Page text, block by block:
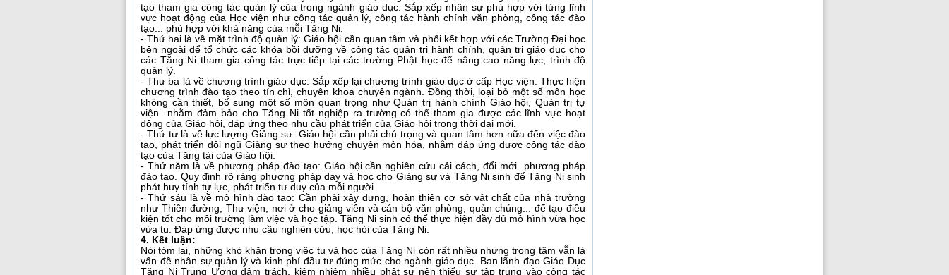
tạo tham gia công tác quản lý của trong ngành giáo dục. Sắp xếp nhân sự phù hợp với từng lĩnh
vực hoạt động của Học viện như công tác quản lý, công tác hành chính văn phòng, công tác đào
tạo... phù hợp với khả năng của mỗi Tăng Ni.
- Thứ hai là về mặt trình độ quản lý: Giáo hội cần quan tâm và phối kết hợp với các Trường Đại học
bên ngoài để tổ chức các khóa bồi dưỡng về công tác quản trị hành chính, quản trị giáo dục cho
các Tăng Ni tham gia công tác trực tiếp tại các trường Phật học để nâng cao năng lực, trình độ
quản lý.
- Thư ba là về chương trình giáo dục: Sắp xếp lại chương trình giáo dục ở cấp Học viện. Thực hiện
chương trình đào tạo theo tín chỉ, chuyên khoa chuyên ngành. Đồng thời, loại bỏ một số môn học
không cần thiết, bổ sung một số môn quan trọng như Quản trị hành chính Giáo hội, Quản trị tự
viện...nhằm đảm bảo cho Tăng Ni tốt nghiệp ra trường có thể tham gia được các lĩnh vực hoạt
động của Giáo hội, đáp ứng theo nhu cầu phát triển của Giáo hội trong thời đại mới.
- Thứ tư là về lực lượng Giảng sư: Giáo hội cần phải chú trọng và quan tâm hơn nữa đến việc đào
tạo, phát triển đội ngũ Giảng sư theo hướng chuyên môn hóa, nhằm đáp ứng được công tác đào
tạo của Tăng tài của Giáo hội.
- Thứ năm là về phương pháp đào tạo: Giáo hội cần nghiên cứu cải cách, đổi mới phương pháp
đào tạo. Quy định rõ ràng phương pháp dạy và học cho Giảng sư và Tăng Ni sinh để Tăng Ni sinh
phát huy tính tự lực, phát triển tư duy của mỗi người.
- Thứ sáu là về mô hình đào tạo: Cần phải xây dựng, hoàn thiện cơ sở vật chất của nhà trường
như Thiền đường, Thư viện, nơi ở cho giảng viên và cán bộ văn phòng, quản chúng... để tạo điều
kiện tốt cho môi trường làm việc và học tập. Tăng Ni sinh có thể thực hiện đầy đủ mô hình vừa học
vừa tu. Đáp ứng được nhu cầu nghiên cứu, học hỏi của Tăng Ni.
4. Kết luận:
Nói tóm lại, những khó khăn trong việc tu và học của Tăng Ni còn rất nhiều nhưng trọng tâm vẫn là
vấn đề nhân sự quản lý và kinh phí đầu tư đúng mức cho ngành giáo dục. Ban lãnh đạo Giáo Dục
Tăng Ni Trung Ương đảm trách, kiêm nhiệm nhiều phật sự nên thiếu sự tập trung vào công tác